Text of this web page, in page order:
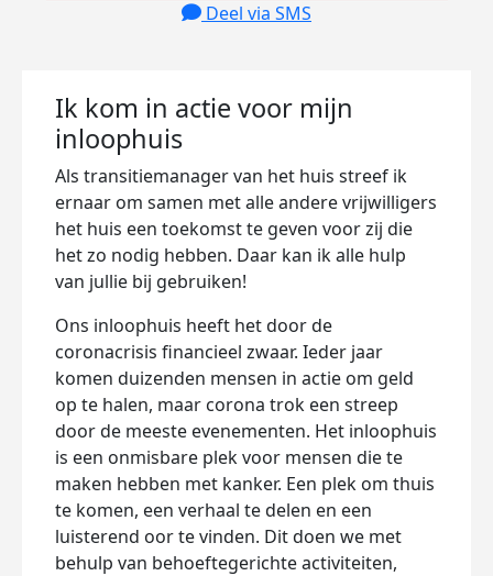
Deel via SMS
Ik kom in actie voor mijn
inloophuis
Als transitiemanager van het huis streef ik
ernaar om samen met alle andere vrijwilligers
het huis een toekomst te geven voor zij die
het zo nodig hebben. Daar kan ik alle hulp
van jullie bij gebruiken!
Ons inloophuis heeft het door de
coronacrisis financieel zwaar. Ieder jaar
komen duizenden mensen in actie om geld
op te halen, maar corona trok een streep
door de meeste evenementen. Het inloophuis
is een onmisbare plek voor mensen die te
maken hebben met kanker. Een plek om thuis
te komen, een verhaal te delen en een
luisterend oor te vinden. Dit doen we met
behulp van behoeftegerichte activiteiten,